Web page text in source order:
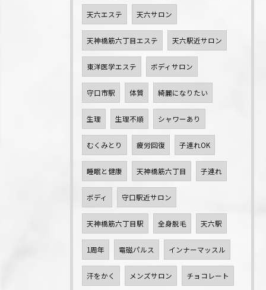
天六エステ 天六サロン
天神橋筋六丁目エステ 天六駅近サロン
東洋医学エステ ボディサロン
守口市駅 体質 綺麗になりたい
生理 生理不順 シャワーあり
むくみとり 疲労回復 子連れOK
睡眠と健康 天神橋筋六丁目 子連れ
ボディ 守口駅近サロン
天神橋筋六丁目駅 全身脱毛 天六駅
1周年 電磁パルス インナーマッスル
汗をかく メンズサロン チョコレート